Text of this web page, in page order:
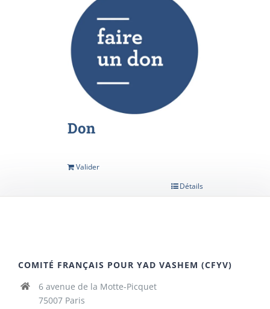
Don
Valider
Détails
COMITÉ FRANÇAIS POUR YAD VASHEM (CFYV)
6 avenue de la Motte-Picquet
75007 Paris